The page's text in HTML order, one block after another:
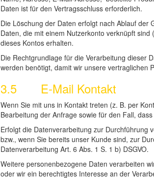
Daten ist für den Vertragsschluss erforderlich.
Die Löschung der Daten erfolgt nach Ablauf der
Daten, die mit einem Nutzerkonto verknüpft
dieses Kontos erhalten.
Die Rechtgrundlage für die Verarbeitung dieser
werden benötigt, damit wir unsere vertraglichen
3.5 E-Mail Kontakt
Wenn Sie mit uns in Kontakt treten (z. B. per
Bearbeitung der Anfrage sowie für den Fall,
Erfolgt die Datenverarbeitung zur Durchführung
bzw., wenn Sie bereits unser Kunde sind, zur
Datenverarbeitung Art. 6 Abs. 1 S. 1 b) DSGVO.
Weitere personenbezogene Daten verarbeiten
oder wir ein berechtigtes Interesse an der